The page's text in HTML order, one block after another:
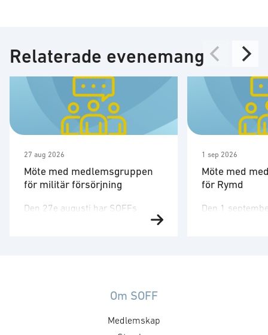
Relaterade evenemang
27 aug 2026
Möte med medlemsgruppen
för militär försörjning
Den 27e augusti har SOFFs
rör upphandling, försörjningssäkerhet och
tonvikt på samverkan med FMV
1 sep 2026
Möte med
för Rymd
Den 1
Om SOFF
Medlemskap